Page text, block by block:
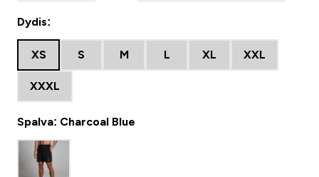
Dydis:
XS S M L XL XXL
XXXL
Spalva: Charcoal Blue